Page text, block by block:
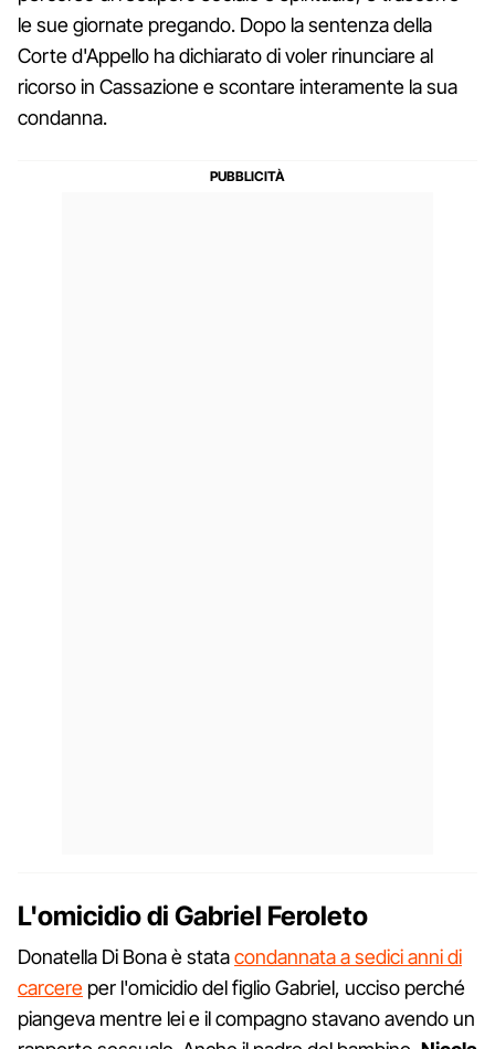
le sue giornate pregando. Dopo la sentenza della
Corte d'Appello ha dichiarato di voler rinunciare al
ricorso in Cassazione e scontare interamente la sua
condanna.
L'omicidio di Gabriel Feroleto
Donatella Di Bona è statacondannata a sedici anni di
carcere per l'omicidio del figlio Gabriel, ucciso perché
piangeva mentre lei e il compagno stavano avendo un